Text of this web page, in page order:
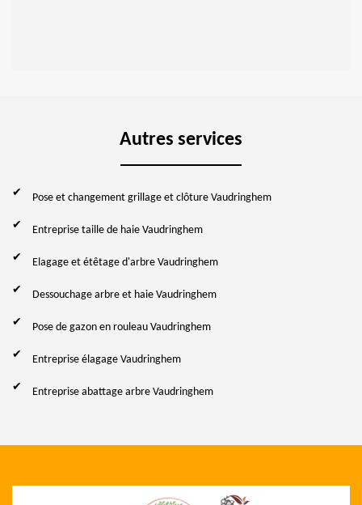
Autres services
Pose et changement grillage et clôture Vaudringhem
Entreprise taille de haie Vaudringhem
Elagage et étêtage d'arbre Vaudringhem
Dessouchage arbre et haie Vaudringhem
Pose de gazon en rouleau Vaudringhem
Entreprise élagage Vaudringhem
Entreprise abattage arbre Vaudringhem